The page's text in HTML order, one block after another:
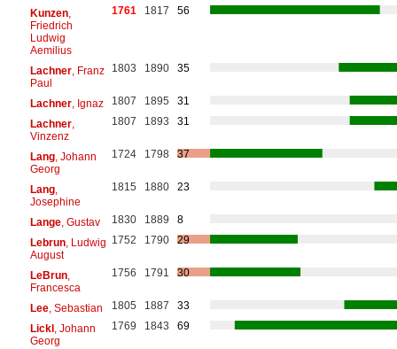
Kunzen,
Friedrich
Ludwig
Aemilius
1761 1817 56
Lachner, Franz
Paul
1803 1890 35
Lachner, Ignaz 1807 1895
31
Lachner,
Vinzenz
1807 1893 31
Lang, Johann
Georg
1724 1798 37
Lang,
Josephine
1815 1880 23
Lange, Gustav 1830 1889
8
Lebrun, Ludwig
August
1752 1790 29
LeBrun,
Francesca
1756 1791 30
Lee, Sebastian 1805 1887
33
Lickl, Johann
Georg
1769 1843 69